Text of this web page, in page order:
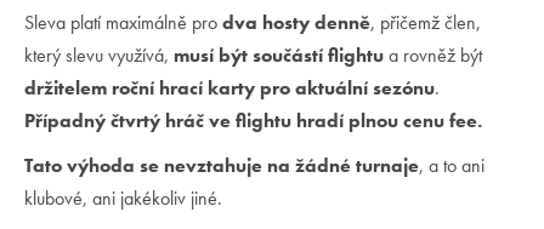
Sleva platí maximálně prodva hosty denně, přičemž člen,
který slevu využívá, musí být součástí flightua rovněž být
držitelem roční hrací karty pro aktuální sezónu.
Případný čtvrtý hráč ve flightu hradí plnou cenu fee.
Tato výhoda se nevztahuje na žádné turnaje, a to ani
klubové, ani jakékoliv jiné.